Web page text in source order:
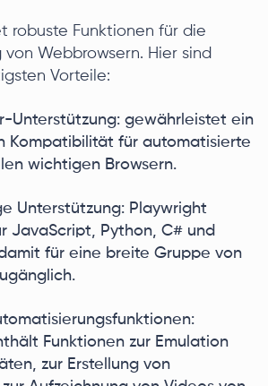
robuste Funktionen für die
Webbrowsern. Hier sind
Vorteile:
Unterstützung: gewährleistet ein
Kompatibilität für automatisierte
wichtigen Browsern.
Unterstützung: Playwright
JavaScript, Python, C# und
für eine breite Gruppe von
Funktionen zur Emulation
zur Erstellung von